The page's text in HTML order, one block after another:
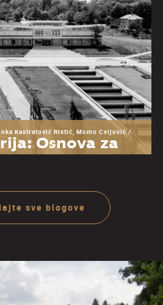
Kastratović Ristić, Momo Cvijović /
Osnova za
sve blogove